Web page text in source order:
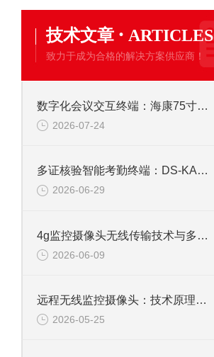
技术文章 · ARTICLES
致力于成为合格的解决方案供应商！
数字化会议交互终端：海康75寸4K触摸会议一体机
2026-07-24
多证核验智能考勤终端：DS-KAB673-IBQR人脸识别打卡考勤机
2026-06-29
4g监控摄像头无线传输技术与多场景应用研究
2026-06-09
远程无线监控摄像头：技术原理、应用与选型全解析
2026-05-25